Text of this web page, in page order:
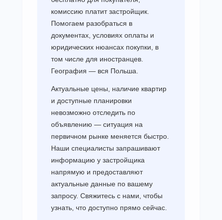
комиссию платит застройщик.
Помогаем разобраться в
документах, условиях оплаты и
юридических нюансах покупки, в
том числе для иностранцев.
География — вся Польша.
Актуальные цены, наличие квартир
и доступные планировки
невозможно отследить по
объявлению — ситуация на
первичном рынке меняется быстро.
Наши специалисты запрашивают
информацию у застройщика
напрямую и предоставляют
актуальные данные по вашему
запросу. Свяжитесь с нами, чтобы
узнать, что доступно прямо сейчас.